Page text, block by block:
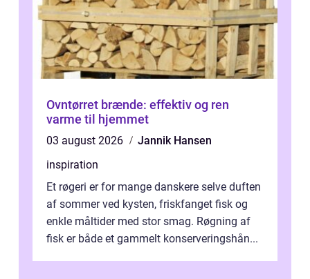
Ovntørret brænde: effektiv og ren
varme til hjemmet
03 august 2026
Jannik Hansen
inspiration
Et røgeri er for mange danskere selve duften
af sommer ved kysten, friskfanget fisk og
enkle måltider med stor smag. Røgning af
fisk er både et gammelt konserveringshån...